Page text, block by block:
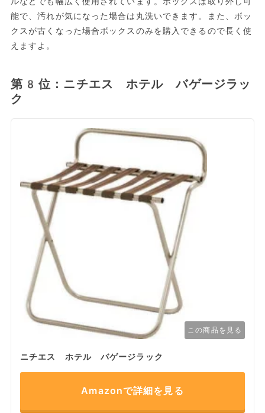
能で、汚れが気になった場合は丸洗いできます。また、ボッ
クスが古くなった場合ボックスのみを購入できるので長く使
えますよ。
第8位：ニチエス ホテル バゲージラッ
ク
この商品を見る
ニチエス ホテル バゲージラック
Amazonで詳細を見る